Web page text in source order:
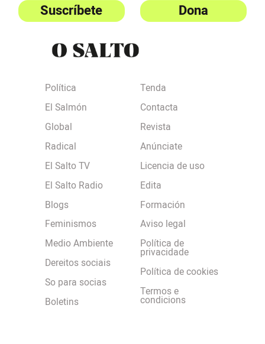
Suscríbete Dona
Política
El Salmón
Global
Radical
El Salto TV
El Salto Radio
Blogs
Feminismos
Medio Ambiente
Dereitos sociais
So para socias
Boletins
Tenda
Contacta
Revista
Anúnciate
Licencia de uso
Edita
Formación
Aviso legal
Política de
privacidade
Política de cookies
Termos e
condicions